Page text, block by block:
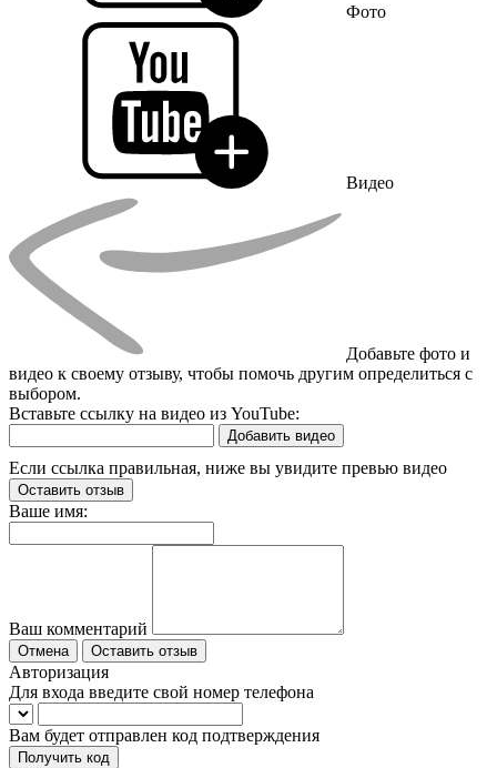
Фото
Видео
Добавьте фото и
видео к своему отзыву, чтобы помочь другим определиться с
выбором.
Вставьте ссылку на видео из YouTube:
Добавить видео
Если ссылка правильная, ниже вы увидите превью видео
Оставить отзыв
Ваше имя:
Ваш комментарий
Отмена Оставить отзыв
Авторизация
Для входа введите свой номер телефона
Вам будет отправлен код подтверждения
Получить код